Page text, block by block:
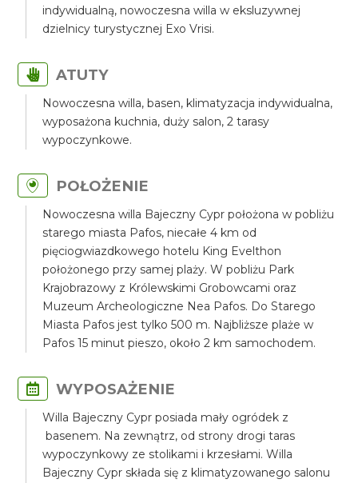
indywidualną, nowoczesna willa w eksluzywnej
dzielnicy turystycznej Exo Vrisi.
ATUTY
Nowoczesna willa, basen, klimatyzacja indywidualna,
wyposażona kuchnia, duży salon, 2 tarasy
wypoczynkowe.
POŁOŻENIE
Nowoczesna willa Bajeczny Cypr położona w pobliżu
starego miasta Pafos, niecałe 4 km od
pięciogwiazdkowego hotelu King Evelthon
położonego przy samej plaży. W pobliżu Park
Krajobrazowy z Królewskimi Grobowcami oraz
Muzeum Archeologiczne Nea Pafos. Do Starego
Miasta Pafos jest tylko 500 m. Najbliższe plaże w
Pafos 15 minut pieszo, około 2 km samochodem.
WYPOSAŻENIE
Willa Bajeczny Cypr posiada mały ogródek z
basenem. Na zewnątrz, od strony drogi taras
wypoczynkowy ze stolikami i krzesłami. Willa
Bajeczny Cypr składa się z klimatyzowanego salonu